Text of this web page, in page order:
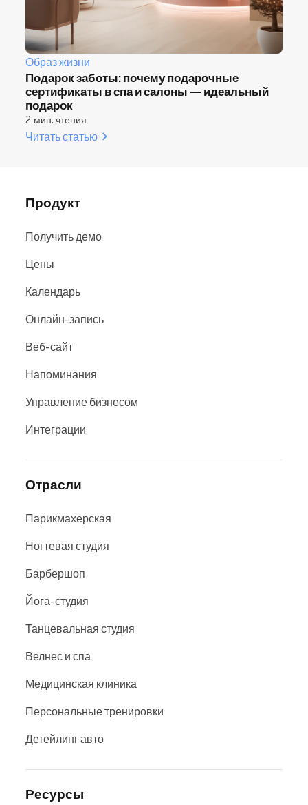
Образ жизни
Подарок заботы: почему подарочные
сертификаты в спа и салоны — идеальный
подарок
2 мин. чтения
Читать статью
Продукт
Получить демо
Цены
Календарь
Онлайн-запись
Веб-сайт
Напоминания
Управление бизнесом
Интеграции
Отрасли
Парикмахерская
Ногтевая студия
Барбершоп
Йога-студия
Танцевальная студия
Велнес и спа
Медицинская клиника
Персональные тренировки
Детейлинг авто
Ресурсы